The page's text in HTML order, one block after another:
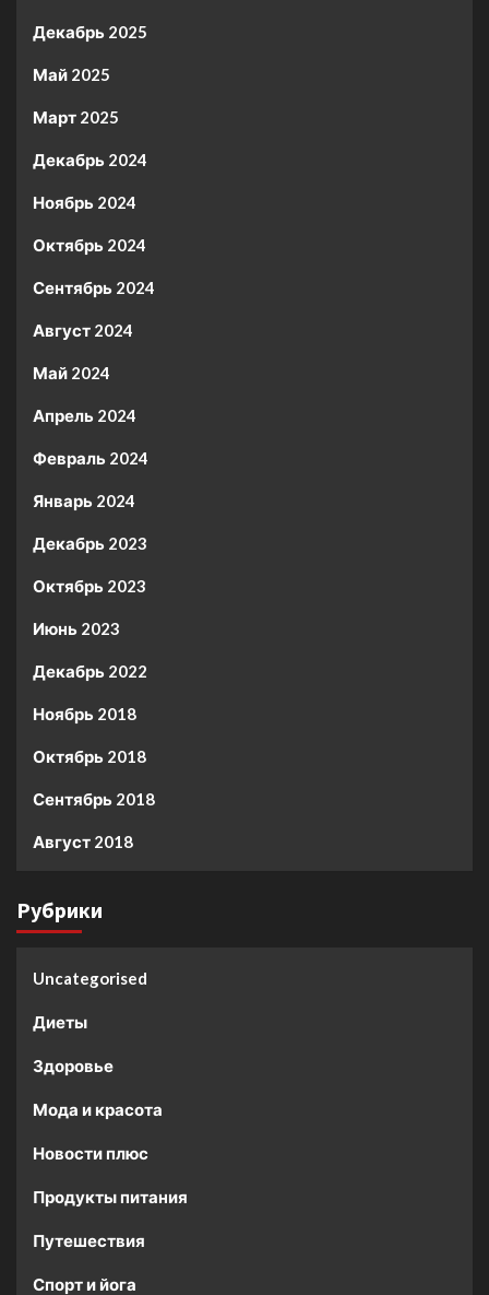
Декабрь 2025
Май 2025
Март 2025
Декабрь 2024
Ноябрь 2024
Октябрь 2024
Сентябрь 2024
Август 2024
Май 2024
Апрель 2024
Февраль 2024
Январь 2024
Декабрь 2023
Октябрь 2023
Июнь 2023
Декабрь 2022
Ноябрь 2018
Октябрь 2018
Сентябрь 2018
Август 2018
Рубрики
Uncategorised
Диеты
Здоровье
Мода и красота
Новости плюс
Продукты питания
Путешествия
Спорт и йога